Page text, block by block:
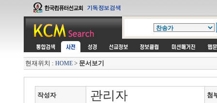
현재위치 : HOME > 문서보기
작성자 관리자 첨